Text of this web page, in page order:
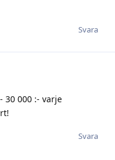
Svara
30 000 :- varje
Svara